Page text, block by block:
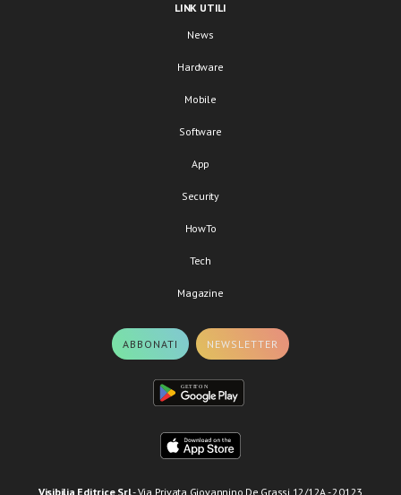
LINK UTILI
News
Hardware
Mobile
Software
App
Security
HowTo
Tech
Magazine
ABBONATI NEWSLETTER
Visibilia Editrice Srl- Via Privata Giovannino De Grassi 12/12A - 20123